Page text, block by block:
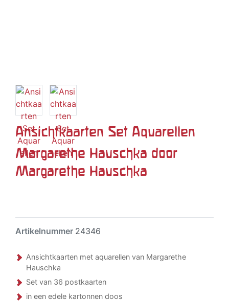
Ansichtkaarten Set Aquarellen
Margarethe Hauschka door
Margarethe Hauschka
Artikelnummer 24346
Ansichtkaarten met aquarellen van Margarethe
Hauschka
Set van 36 postkaarten
in een edele kartonnen doos